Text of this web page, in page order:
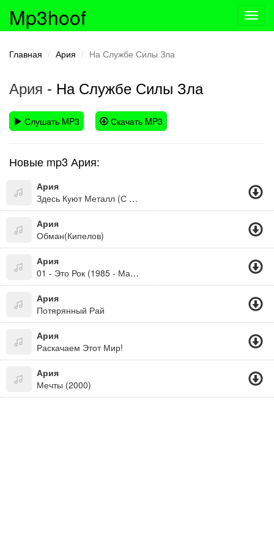
Mp3hoof
Главная Ария На Службе Силы Зла
Ария - На Службе Силы Зла
Слушать MP3 Скачать MP3
Новые mp3 Ария:
Ария
Здесь Куют Металл (С Кем Ты)
Ария
Обман(Кипелов)
Ария
01 - Это Рок (1985 - Мания Величия)
Ария
Потярянный Рай
Ария
Раскачаем Этот Мир!
Ария
Мечты (2000)